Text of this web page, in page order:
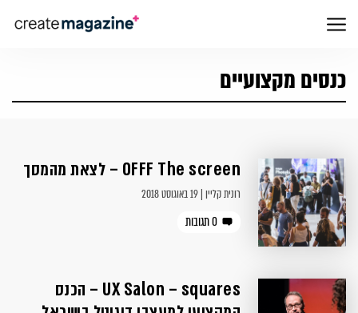
כנסים מקצועיים
OFFF The screen – לצאת מהמסך
רונית קליין | 19 באוגוסט 2018
0 תגובות
UX Salon – squares – הכנס